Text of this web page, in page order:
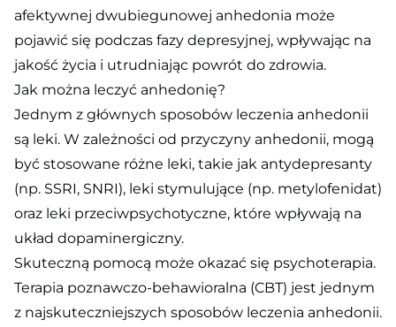
afektywnej dwubiegunowej anhedonia może
pojawić się podczas fazy depresyjnej, wpływając na
jakość życia i utrudniając powrót do zdrowia.
Jak można leczyć anhedonię?
Jednym z głównych sposobów leczenia anhedonii
są leki. W zależności od przyczyny anhedonii, mogą
być stosowane różne leki, takie jak antydepresanty
(np. SSRI, SNRI), leki stymulujące (np. metylofenidat)
oraz leki przeciwpsychotyczne, które wpływają na
układ dopaminergiczny.
Skuteczną pomocą może okazać się psychoterapia.
Terapia poznawczo-behawioralna (CBT) jest jednym
z najskuteczniejszych sposobów leczenia anhedonii.